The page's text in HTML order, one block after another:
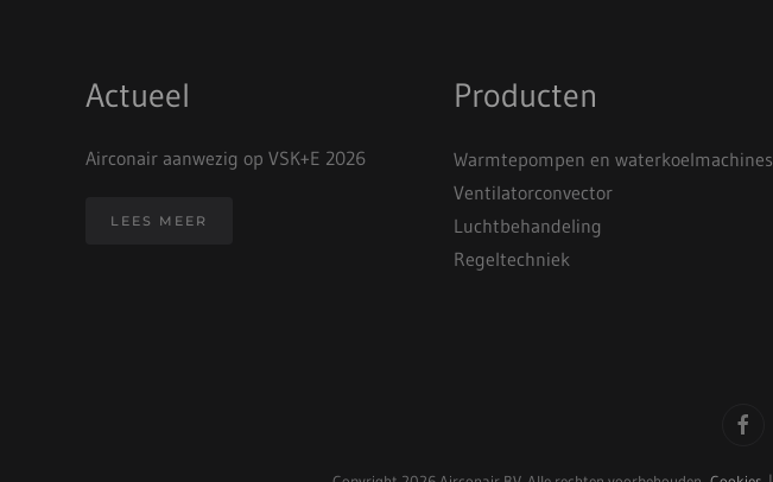
Actueel
Airconair aanwezig op VSK+E 2026
LEES MEER
Producten
Warmtepompen en waterkoelmachines
Ventilatorconvector
Luchtbehandeling
Regeltechniek